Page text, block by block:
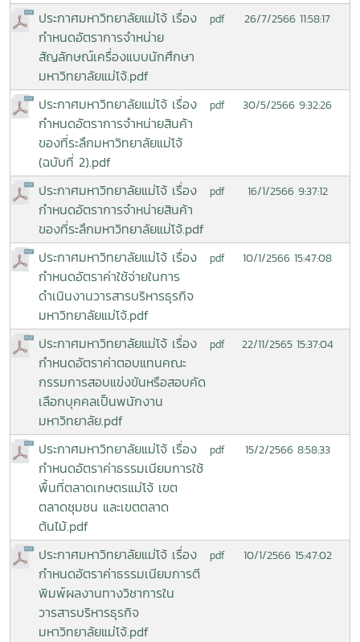
ประกาศมหาวิทยาลัยแม่โจ้ เรื่อง
กำหนดอัตราการจำหน่าย
สัญลักษณ์เครื่องแบบนักศึกษา
มหาวิทยาลัยแม่โจ้.pdf
pdf 26/7/2566 11:58:17
ประกาศมหาวิทยาลัยแม่โจ้ เรื่อง
กำหนดอัตราการจำหน่ายสินค้า
ของที่ระลึกมหาวิทยาลัยแม่โจ้
(ฉบับที่ 2).pdf
pdf 30/5/2566 9:32:26
ประกาศมหาวิทยาลัยแม่โจ้ เรื่อง
กำหนดอัตราการจำหน่ายสินค้า
ของที่ระลึกมหาวิทยาลัยแม่โจ้.pdf
pdf 16/1/2566 9:37:12
ประกาศมหาวิทยาลัยแม่โจ้ เรื่อง
กำหนดอัตราค่าใช้จ่ายในการ
ดำเนินงานวารสารบริหารธุรกิจ
มหาวิทยาลัยแม่โจ้.pdf
pdf 10/1/2566 15:47:08
ประกาศมหาวิทยาลัยแม่โจ้ เรื่อง
กำหนดอัตราค่าตอบแทนคณะ
กรรมการสอบแข่งขันหรือสอบคัด
เลือกบุคคลเป็นพนักงาน
มหาวิทยาลัย.pdf
pdf 22/11/2565 15:37:04
ประกาศมหาวิทยาลัยแม่โจ้ เรื่อง
กำหนดอัตราค่าธรรมเนียมการใช้
พื้นที่ตลาดเกษตรแม่โจ้ เขต
ตลาดชุมชน และเขตตลาด
ต้นไม้.pdf
pdf 15/2/2566 8:58:33
ประกาศมหาวิทยาลัยแม่โจ้ เรื่อง
กำหนดอัตราค่าธรรมเนียมการตี
พิมพ์ผลงานทางวิชาการใน
วารสารบริหารธุรกิจ
มหาวิทยาลัยแม่โจ้.pdf
pdf 10/1/2566 15:47:02